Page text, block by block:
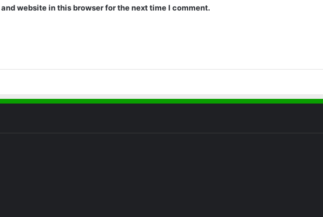
website in this browser for the next time I comment.